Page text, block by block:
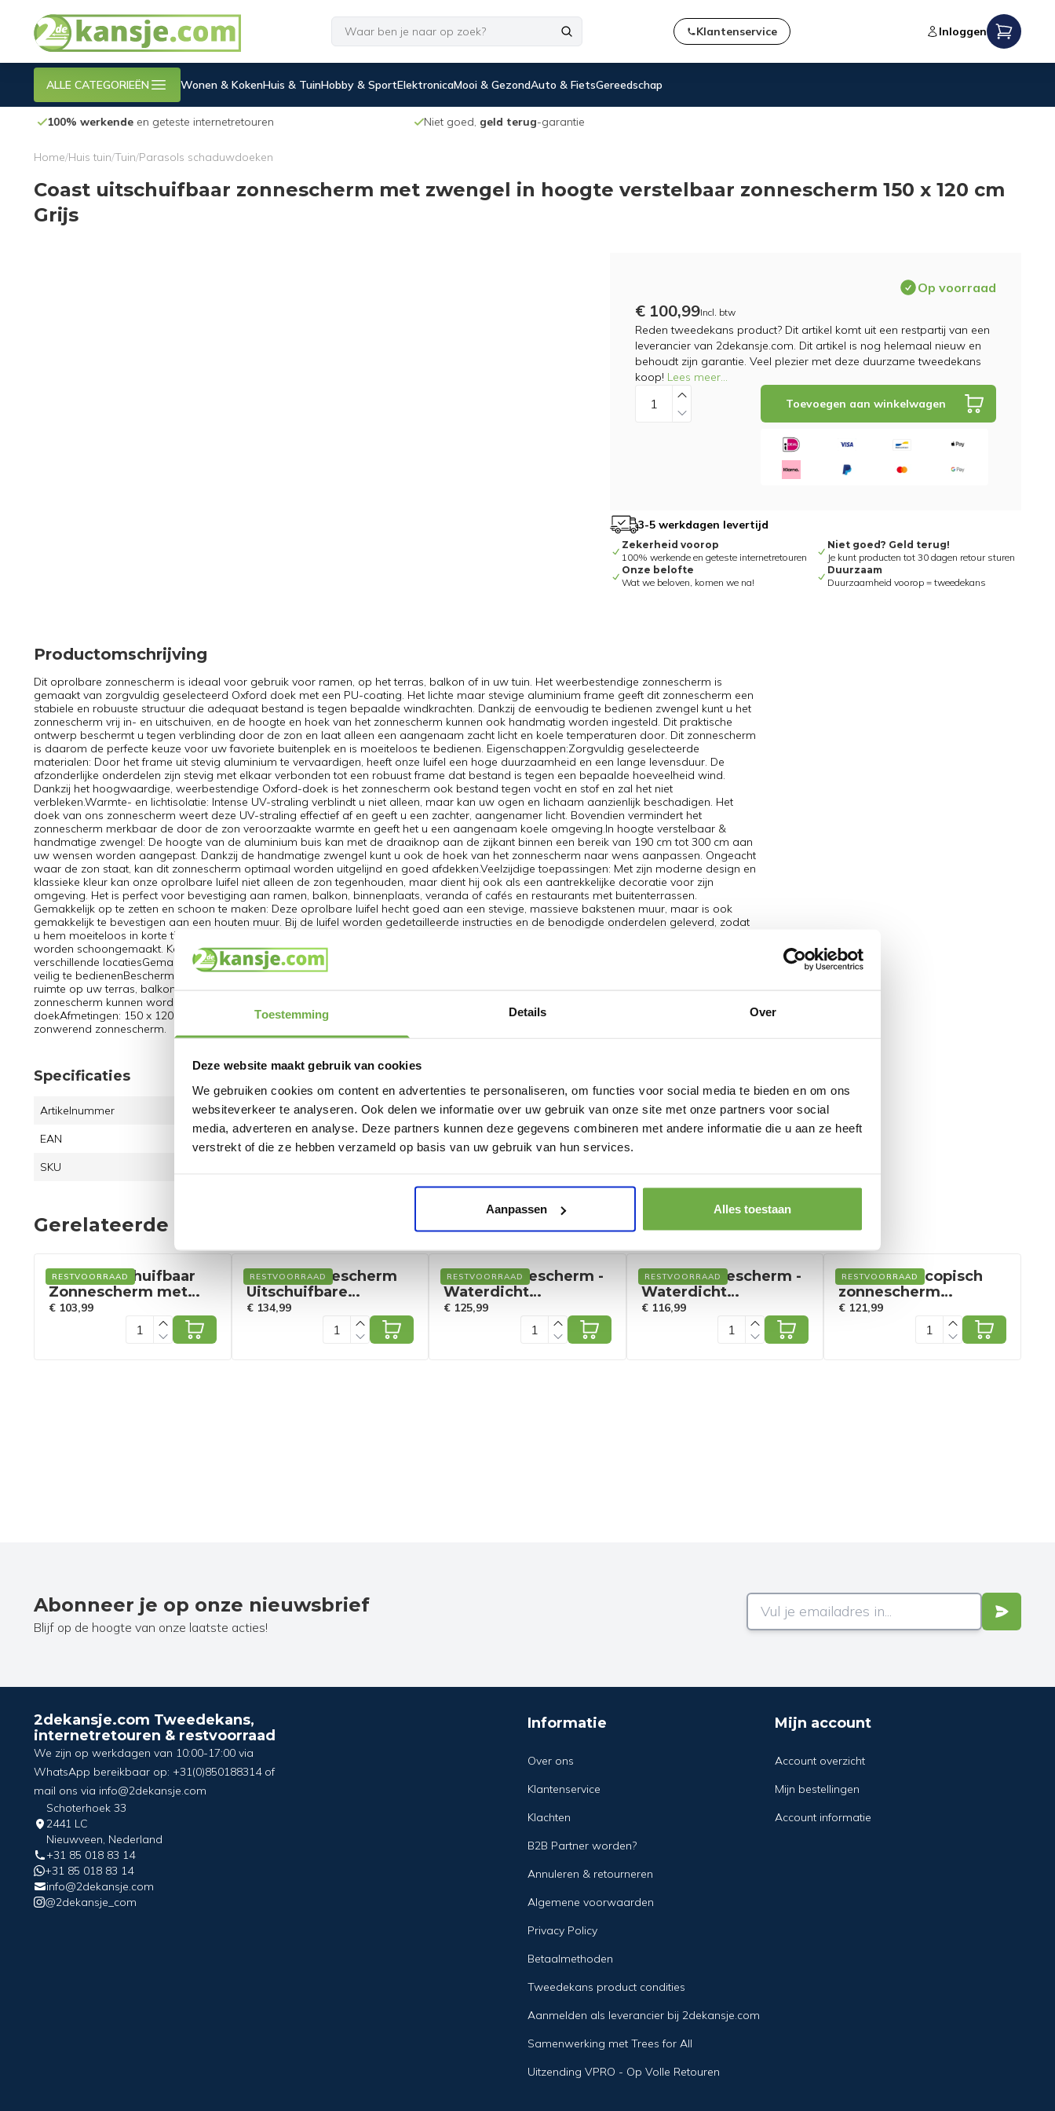
Toestemming Details Over
Deze website maakt gebruik van cookies
We gebruiken cookies om content en advertenties te personaliseren, om functies voor social media te bieden en om ons
websiteverkeer te analyseren. Ook delen we informatie over uw gebruik van onze site met onze partners voor social
media, adverteren en analyse. Deze partners kunnen deze gegevens combineren met andere informatie die u aan ze heeft
verstrekt of die ze hebben verzameld op basis van uw gebruik van hun services.
Aanpassen Alles toestaan
Klantenservice Inloggen
ALLE CATEGORIEËN Wonen & KokenHuis & TuinHobby & SportElektronicaMooi & GezondAuto & FietsGereedschap
100% werkendeen geteste internetretouren Niet goed,geld terug-garantie
Home/Huis tuin/Tuin/Parasols schaduwdoeken
Coast uitschuifbaar zonnescherm met zwengel in hoogte verstelbaar zonnescherm 150 x 120 cm
Grijs
Op voorraad
€ 100,99Incl. btw
Reden tweedekans product? Dit artikel komt uit een restpartij van een
leverancier van 2dekansje.com. Dit artikel is nog helemaal nieuw en
behoudt zijn garantie. Veel plezier met deze duurzame tweedekans
koop! Lees meer...
Toevoegen aan winkelwagen
3-5 werkdagen levertijd
Zekerheid voorop
100% werkende en geteste internetretouren
Niet goed? Geld terug!
Je kunt producten tot 30 dagen retour sturen
Onze belofte
Wat we beloven, komen we na!
Duurzaam
Duurzaamheid voorop = tweedekans
Productomschrijving
Dit oprolbare zonnescherm is ideaal voor gebruik voor ramen, op het terras, balkon of in uw tuin. Het weerbestendige zonnescherm is
gemaakt van zorgvuldig geselecteerd Oxford doek met een PU-coating. Het lichte maar stevige aluminium frame geeft dit zonnescherm een
stabiele en robuuste structuur die adequaat bestand is tegen bepaalde windkrachten. Dankzij de eenvoudig te bedienen zwengel kunt u het
zonnescherm vrij in- en uitschuiven, en de hoogte en hoek van het zonnescherm kunnen ook handmatig worden ingesteld. Dit praktische
ontwerp beschermt u tegen verblinding door de zon en laat alleen een aangenaam zacht licht en koele temperaturen door. Dit zonnescherm
is daarom de perfecte keuze voor uw favoriete buitenplek en is moeiteloos te bedienen. Eigenschappen:Zorgvuldig geselecteerde
materialen: Door het frame uit stevig aluminium te vervaardigen, heeft onze luifel een hoge duurzaamheid en een lange levensduur. De
afzonderlijke onderdelen zijn stevig met elkaar verbonden tot een robuust frame dat bestand is tegen een bepaalde hoeveelheid wind.
Dankzij het hoogwaardige, weerbestendige Oxford-doek is het zonnescherm ook bestand tegen vocht en stof en zal het niet
verbleken.Warmte- en lichtisolatie: Intense UV-straling verblindt u niet alleen, maar kan uw ogen en lichaam aanzienlijk beschadigen. Het
doek van ons zonnescherm weert deze UV-straling effectief af en geeft u een zachter, aangenamer licht. Bovendien vermindert het
zonnescherm merkbaar de door de zon veroorzaakte warmte en geeft het u een aangenaam koele omgeving.In hoogte verstelbaar &
handmatige zwengel: De hoogte van de aluminium buis kan met de draaiknop aan de zijkant binnen een bereik van 190 cm tot 300 cm aan
uw wensen worden aangepast. Dankzij de handmatige zwengel kunt u ook de hoek van het zonnescherm naar wens aanpassen. Ongeacht
waar de zon staat, kan dit zonnescherm optimaal worden uitgelijnd en goed afdekken.Veelzijdige toepassingen: Met zijn moderne design en
klassieke kleur kan onze oprolbare luifel niet alleen de zon tegenhouden, maar dient hij ook als een aantrekkelijke decoratie voor zijn
omgeving. Het is perfect voor bevestiging aan ramen, balkon, binnenplaats, veranda of cafés en restaurants met buitenterrassen.
Gemakkelijk op te zetten en schoon te maken: Deze oprolbare luifel hecht goed aan een stevige, massieve bakstenen muur, maar is ook
gemakkelijk te bevestigen aan een houten muur. Bij de luifel worden gedetailleerde instructies en de benodigde onderdelen geleverd, zodat
u hem moeiteloos in korte tijd kunt opzetten. Dankzij het waterdichte ontwerp kan de luifel ook zonder problemen met alleen een stofdoek
worden schoongemaakt. Kenmerken: Aluminium frame biedt hoge stabiliteit en duurzaamheidStijlvolle en veelzijdige luifel voor gebruik op
verschillende locatiesGemakkelijk en snel te installeren met de instructies en meegeleverde onderdelenErgonomische slinger is eenvoudig en
veilig te bedienenBeschermende pads aan boven- en onderkant voor stevige bevestiging aan muur en vloerCreëer een ontspannende
ruimte op uw terras, balkon of caféOxford doek met PU coating is water- en zonbestendig voor buitengebruikHoogte en hoek van het
zonnescherm kunnen worden aangepast met telescopische stok en knop. Technische details:Kleur: grijsMateriaal: aluminium, Oxford-
doekAfmetingen: 150 x 120 cm (L x B)Verstelbare hoogte: 190 - 300 cmGewicht: 8,34 kgNettogewicht: 7,24 kg Leveringsomvang:1 x
zonwerend zonnescherm.
Specificaties
Artikelnummer
OP70318GR
EAN
6095825753709
SKU
Gerelateerde producten
RESTVOORRAAD
Coast Uitschuifbaar
Zonnescherm met
Handmatige Zwengel
In Hoogte Verstelbaar
250 x 120 cm Beige
€ 103,99
RESTVOORRAAD
Coast Zonnescherm
Uitschuifbare
Zonwering
Waterdicht 395 cm
€ 134,99
RESTVOORRAAD
Coast Zonnescherm -
Waterdicht
Schaduwdoek - 300 x
120 cm - Grijs
€ 125,99
RESTVOORRAAD
Coast Zonnescherm -
Waterdicht
Schaduwdoek - 250 x
120 cm - Grijs
€ 116,99
RESTVOORRAAD
Coast Telescopisch
zonnescherm
Intrekbaar
zonnescherm voor
tuin 300 x 120 cm
€ 121,99
Abonneer je op onze nieuwsbrief
Blijf op de hoogte van onze laatste acties!
2dekansje.com Tweedekans,
internetretouren & restvoorraad
We zijn op werkdagen van 10:00-17:00 via
WhatsApp bereikbaar op: +31(0)850188314 of
mail ons via info@2dekansje.com
Schoterhoek 33
2441 LC
Nieuwveen, Nederland
+31 85 018 83 14
+31 85 018 83 14
info@2dekansje.com
@2dekansje_com
Informatie
Over ons
Klantenservice
Klachten
B2B Partner worden?
Annuleren & retourneren
Algemene voorwaarden
Privacy Policy
Betaalmethoden
Tweedekans product condities
Aanmelden als leverancier bij 2dekansje.com
Samenwerking met Trees for All
Uitzending VPRO - Op Volle Retouren
Mijn account
Account overzicht
Mijn bestellingen
Account informatie